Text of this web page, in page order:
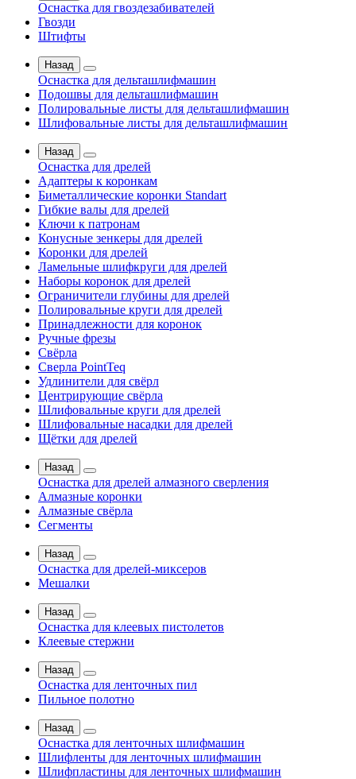
Оснастка для гвоздезабивателей
Гвозди
Штифты
Назад
Оснастка для дельташлифмашин
Подошвы для дельташлифмашин
Полировальные листы для дельташлифмашин
Шлифовальные листы для дельташлифмашин
Назад
Оснастка для дрелей
Адаптеры к коронкам
Биметаллические коронки Standart
Гибкие валы для дрелей
Ключи к патронам
Конусные зенкеры для дрелей
Коронки для дрелей
Ламельные шлифкруги для дрелей
Наборы коронок для дрелей
Ограничители глубины для дрелей
Полировальные круги для дрелей
Принадлежности для коронок
Ручные фрезы
Свёрла
Сверла PointTeq
Удлинители для свёрл
Центрирующие свёрла
Шлифовальные круги для дрелей
Шлифовальные насадки для дрелей
Щётки для дрелей
Назад
Оснастка для дрелей алмазного сверления
Алмазные коронки
Алмазные свёрла
Сегменты
Назад
Оснастка для дрелей-миксеров
Мешалки
Назад
Оснастка для клеевых пистолетов
Клеевые стержни
Назад
Оснастка для ленточных пил
Пильное полотно
Назад
Оснастка для ленточных шлифмашин
Шлифленты для ленточных шлифмашин
Шлифпластины для ленточных шлифмашин